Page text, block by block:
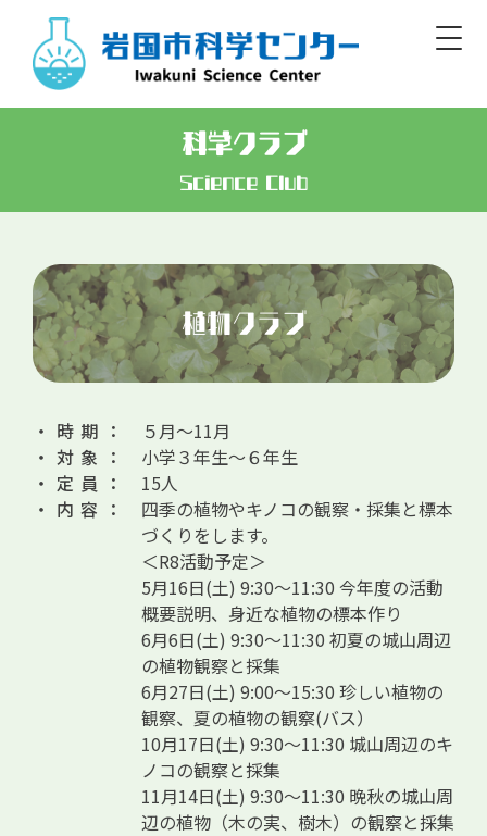
content
Iwakuni Municipal Science Center
開館／9:00～17:00 休館／毎週月曜
文字 標準 大 色 白 黒
科学クラブ
Science Club
植物クラブ
・時期：
５月～11月
・対象：
小学３年生～６年生
・定員：
15人
・内容：
四季の植物やキノコの観察・採集と標本
づくりをします。
＜R8活動予定＞
5月16日(土) 9:30～11:30 今年度の活動
概要説明、身近な植物の標本作り
6月6日(土) 9:30～11:30 初夏の城山周辺
の植物観察と採集
6月27日(土) 9:00～15:30 珍しい植物の
観察、夏の植物の観察(バス）
10月17日(土) 9:30～11:30 城山周辺のキ
ノコの観察と採集
11月14日(土) 9:30～11:30 晩秋の城山周
辺の植物（木の実、樹木）の観察と採集